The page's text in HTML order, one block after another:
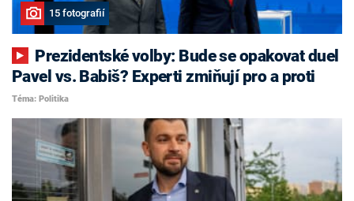
15 fotografií
Pavel vs. Babiš? Experti zmiňují pro a proti
Téma: Politika